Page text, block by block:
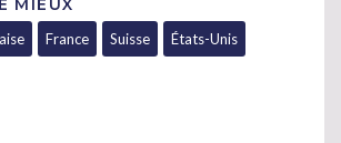
MIEUX
France Suisse États-Unis